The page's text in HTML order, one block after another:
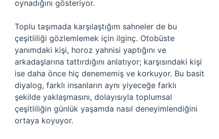
oynadığını gösteriyor.
Toplu taşımada karşılaştığım sahneler de bu
çeşitliliği gözlemlemek için ilginç. Otobüste
yanımdaki kişi, horoz yahnisi yaptığını ve
arkadaşlarına tattırdığını anlatıyor; karşısındaki kişi
ise daha önce hiç denememiş ve korkuyor. Bu basit
diyalog, farklı insanların aynı yiyeceğe farklı
şekilde yaklaşmasını, dolayısıyla toplumsal
çeşitliliğin günlük yaşamda nasıl deneyimlendiğini
ortaya koyuyor.